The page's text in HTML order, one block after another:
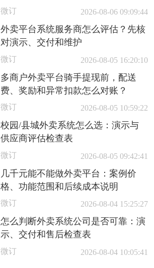
微订 2026-08-06 09:09:44
外卖平台系统服务商怎么评估？先核
对演示、交付和维护
微订 2026-08-05 16:20:10
多商户外卖平台骑手提现前，配送
费、奖励和异常扣款怎么对账？
微订 2026-08-05 10:59:22
校园/县城外卖系统怎么选：演示与
供应商评估检查表
微订 2026-08-05 09:42:41
几千元能不能做外卖平台：案例价
格、功能范围和后续成本说明
微订 2026-08-04 15:25:27
怎么判断外卖系统公司是否可靠：演
示、交付和售后检查表
微订 2026-08-04 10:05:41